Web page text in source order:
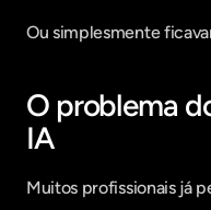
Ou simplesmente
O problema
IA
Muitos profissionais já